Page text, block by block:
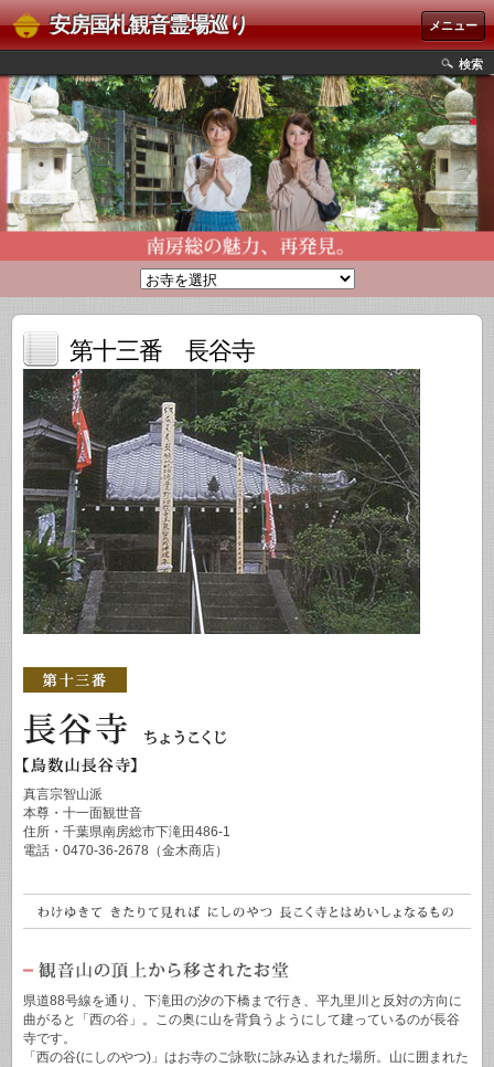
安房国札観音霊場巡り メニュー
検索
第十三番 長谷寺
真言宗智山派
本尊・十一面観世音
住所・千葉県南房総市下滝田486-1
電話・0470-36-2678（金木商店）
県道88号線を通り、下滝田の汐の下橋まで行き、平九里川と反対の方向に
曲がると「西の谷」。この奥に山を背負うようにして建っているのが長谷
寺です。
「西の谷(にしのやつ)」はお寺のご詠歌に詠み込まれた場所。山に囲まれた